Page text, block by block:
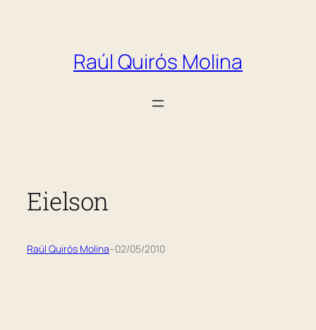
Raúl Quirós Molina
Eielson
Raúl Quirós Molina–02/05/2010